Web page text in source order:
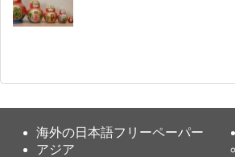
海外の日本語フリーペーパー
アジア